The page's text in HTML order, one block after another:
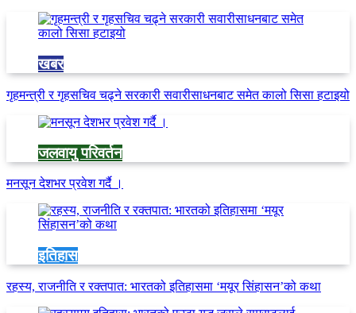
खबर
गृहमन्त्री र गृहसचिव चढ्ने सरकारी सवारीसाधनबाट समेत कालो सिसा हटाइयो
जलवायु परिवर्तन
मनसून देशभर प्रवेश गर्दै ।
इतिहास
रहस्य, राजनीति र रक्तपात: भारतको इतिहासमा ‘मयूर सिंहासन’को कथा